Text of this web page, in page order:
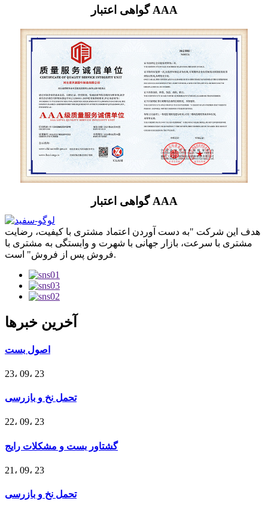
گواهی اعتبار AAA
گواهی اعتبار AAA
هدف این شرکت "به دست آوردن اعتماد مشتری با کیفیت، رضایت
مشتری با سرعت، بازار جهانی با شهرت و وابستگی به مشتری با
فروش پس از فروش" است.
آخرین خبرها
اصول بست
23، 09، 23
تحمل نخ و بازرسی
22، 09، 23
گشتاور بست و مشکلات رایج
21، 09، 23
تحمل نخ و بازرسی